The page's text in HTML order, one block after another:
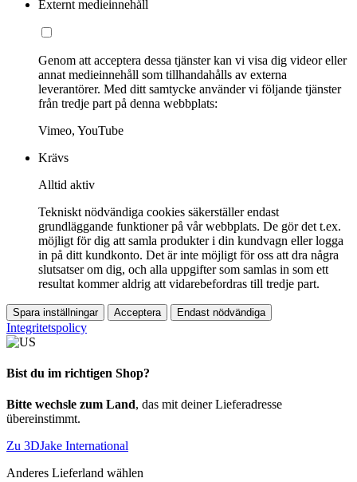
Externt medieinnehåll
Genom att acceptera dessa tjänster kan vi visa dig videor eller
annat medieinnehåll som tillhandahålls av externa
leverantörer. Med ditt samtycke använder vi följande tjänster
från tredje part på denna webbplats:
Vimeo, YouTube
Krävs
Alltid aktiv
Tekniskt nödvändiga cookies säkerställer endast
grundläggande funktioner på vår webbplats. De gör det t.ex.
möjligt för dig att samla produkter i din kundvagn eller logga
in på ditt kundkonto. Det är inte möjligt för oss att dra några
slutsatser om dig, och alla uppgifter som samlas in som ett
resultat kommer aldrig att vidarebefordras till tredje part.
Spara inställningar Acceptera Endast nödvändiga
Integritetspolicy
Bist du im richtigen Shop?
Bitte wechsle zum Land, das mit deiner Lieferadresse
übereinstimmt.
Zu 3DJake International
Anderes Lieferland wählen